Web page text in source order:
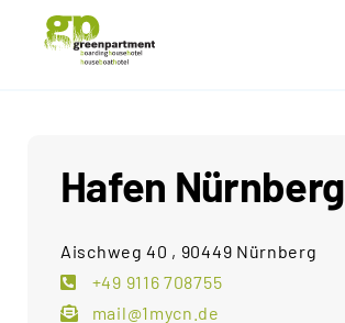
greenpartment
houseboathotels
Hafen Nürnberg
Aischweg 40 , 90449 Nürnberg
+49 9116 708755
mail@1mycn.de